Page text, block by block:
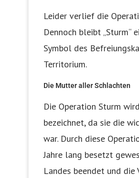
Leider verlief die
Dennoch bleibt „Sturm“
Symbol des
Territorium.
Die Mutter aller Schlachten
Die Operation Sturm
bezeichnet, da sie die
war. Durch diese
Jahre lang besetzt
Landes beendet und